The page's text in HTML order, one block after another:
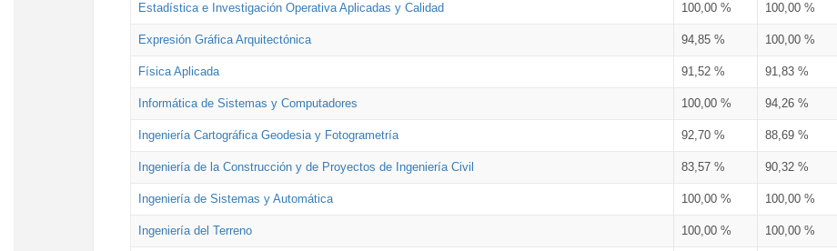
Estadística e Investigación Operativa Aplicadas y Calidad 100,00 % 100,00 %
Expresión Gráfica Arquitectónica 94,85 % 100,00 %
Física Aplicada 91,52 % 91,83 %
Informática de Sistemas y Computadores 100,00 % 94,26 %
Ingeniería Cartográfica Geodesia y Fotogrametría 92,70 % 88,69 %
Ingeniería de la Construcción y de Proyectos de Ingeniería Civil 83,57 % 90,32 %
Ingeniería de Sistemas y Automática 100,00 % 100,00 %
Ingeniería del Terreno 100,00 % 100,00 %